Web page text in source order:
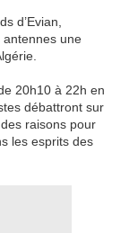
d’Evian,
antennes une
20h10 à 22h en
débattront sur
raisons pour
les esprits des